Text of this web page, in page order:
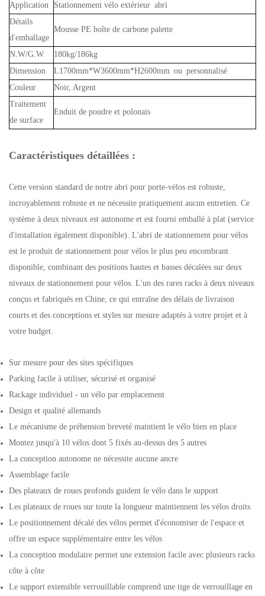
Application
Stationnement vélo extérieur abri
Détails
d'emballage
Mousse PE boîte de carbone palette
N.W/G.W
180kg/186kg
Dimension
L1700mm*W3600mm*H2600mm ou personnalisé
Couleur
Noir, Argent
Traitement
de surface
Enduit de poudre et polonais
Caractéristiques détaillées :
Cette version standard de notre abri pour porte-vélos est robuste,
incroyablement robuste et ne nécessite pratiquement aucun entretien. Ce
système à deux niveaux est autonome et est fourni emballé à plat (service
d'installation également disponible). L'abri de stationnement pour vélos
est le produit de stationnement pour vélos le plus peu encombrant
disponible, combinant des positions hautes et basses décalées sur deux
niveaux de stationnement pour vélos. L'un des rares racks à deux niveaux
conçus et fabriqués en Chine, ce qui entraîne des délais de livraison
courts et des conceptions et styles sur mesure adaptés à votre projet et à
votre budget.
Sur mesure pour des sites spécifiques
Parking facile à utiliser, sécurisé et organisé
Rackage individuel - un vélo par emplacement
Design et qualité allemands
Le mécanisme de préhension breveté maintient le vélo bien en place
Montez jusqu'à 10 vélos dont 5 fixés au-dessus des 5 autres
La conception autonome ne nécessite aucune ancre
Assemblage facile
Des plateaux de roues profonds guident le vélo dans le support
Les plateaux de roues sur toute la longueur maintiennent les vélos droits
Le positionnement décalé des vélos permet d'économiser de l'espace et
offre un espace supplémentaire entre les vélos
La conception modulaire permet une extension facile avec plusieurs racks
côte à côte
Le support extensible verrouillable comprend une tige de verrouillage en